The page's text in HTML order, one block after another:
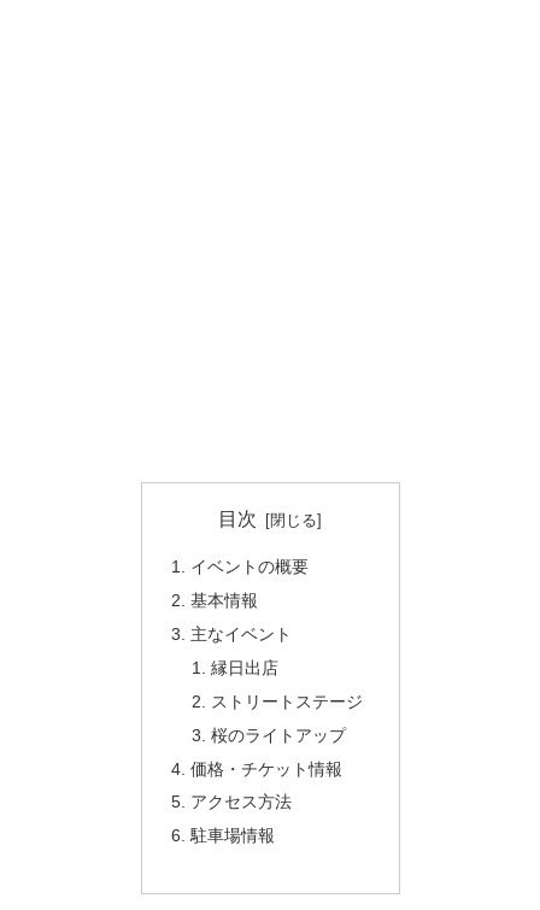
目次
イベントの概要
基本情報
主なイベント
縁日出店
ストリートステージ
桜のライトアップ
価格・チケット情報
アクセス方法
駐車場情報